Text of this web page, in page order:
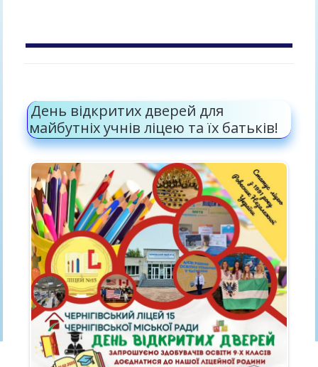
День відкритих дверей для
майбутніх учнів ліцею та їх батьків!